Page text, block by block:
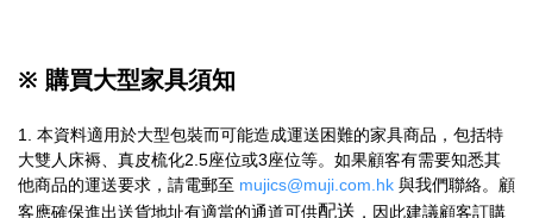
※ 購買大型家具須知
1. 本資料適用於大型包裝而可能造成運送困難的家具商品，包括特
大雙人床褥、真皮梳化2.5座位或3座位等。如果顧客有需要知悉其
他商品的運送要求，請電郵至 mujics@muji.com.hk 與我們聯絡。顧
客應確保進出送貨地址有適當的通道可供配送 ，因此建議顧客訂購